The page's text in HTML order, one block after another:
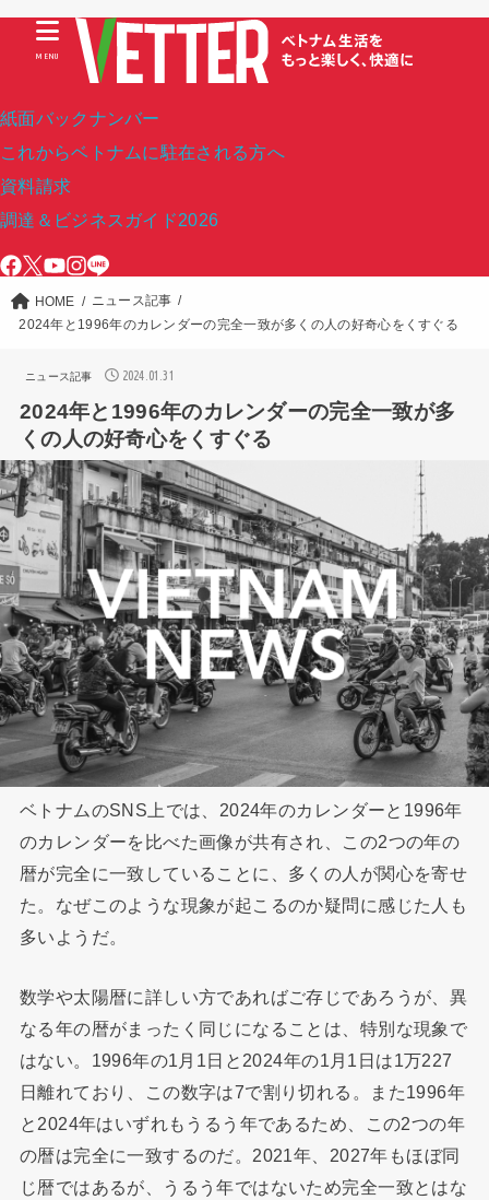
紙面バックナンバー
これからベトナムに駐在される方へ
資料請求
調達＆ビジネスガイド2026
MENU
HOME
ニュース記事
2024年と1996年のカレンダーの完全一致が多くの人の好奇心をくすぐる
ニュース記事 2024.01.31
2024年と1996年のカレンダーの完全一致が多
くの人の好奇心をくすぐる
ベトナムのSNS上では、2024年のカレンダーと1996年
のカレンダーを比べた画像が共有され、この2つの年の
暦が完全に一致していることに、多くの人が関心を寄せ
た。なぜこのような現象が起こるのか疑問に感じた人も
多いようだ。
数学や太陽暦に詳しい方であればご存じであろうが、異
なる年の暦がまったく同じになることは、特別な現象で
はない。1996年の1月1日と2024年の1月1日は1万227
日離れており、この数字は7で割り切れる。また1996年
と2024年はいずれもうるう年であるため、この2つの年
の暦は完全に一致するのだ。2021年、2027年もほぼ同
じ暦ではあるが、うるう年ではないため完全一致とはな